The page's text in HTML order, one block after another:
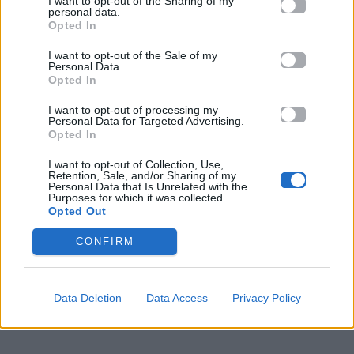
personal data.
Opted In
I want to opt-out of the Sale of my
Personal Data.
Opted In
I want to opt-out of processing my
Personal Data for Targeted Advertising.
Opted In
I want to opt-out of Collection, Use,
Retention, Sale, and/or Sharing of my
Personal Data that Is Unrelated with the
Purposes for which it was collected.
Opted Out
CONFIRM
Data Deletion Data Access Privacy Policy
Αν και ηγείται του ομώνυμου συγκροτήματος, η
γεμίσει τη σκηνή μόνη της, μετατρέποντας το
προσωπικό της project «Donbasgrl» και τις
παραδοσιακές της επιρροές σε μια
παγκόσμια
μουσική γλώσσα